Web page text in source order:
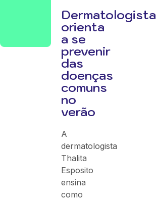
Dermatologista
orienta
a se
prevenir
das
doenças
comuns
no
verão
A
dermatologista
Thalita
Esposito
ensina
como